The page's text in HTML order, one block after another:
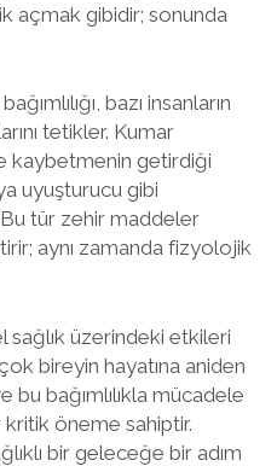
açmak gibidir; sonunda
bazı insanların
tetikler. Kumar
kaybetmenin getirdiği
uyuşturucu gibi
tür zehir maddeler
aynı zamanda fizyolojik
sağlık üzerindeki etkileri
bireyin hayatına aniden
bu bağımlılıkla mücadele
kritik öneme sahiptir.
bir geleceğe bir adım